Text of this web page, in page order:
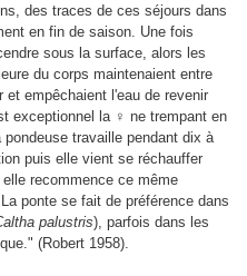
des traces de ces séjours dans
en fin de saison. Une fois
sous la surface, alors les
du corps maintenaient entre
et empêchaient l'eau de revenir
exceptionnel la ♀ ne trempant en
travaille pendant dix à
puis elle vient se réchauffer
recommence ce même
ponte se fait de préférence dans
palustris), parfois dans les
(Robert 1958).